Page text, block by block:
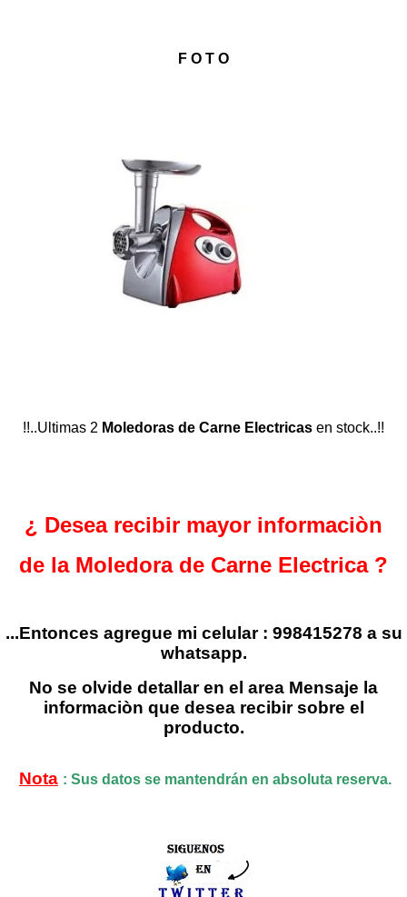
F O T O
!!..Ultimas 2 Moledoras de Carne Electricas en stock..!!
¿ Desea recibir mayor informaciòn
de la Moledora de Carne Electrica?
...Entonces agregue mi celular : 998415278 a su
whatsapp.
No se olvide detallar en el area Mensaje la
informaciòn que desea recibir sobre el
producto.
Nota : Sus datos se mantendrán en absoluta reserva.